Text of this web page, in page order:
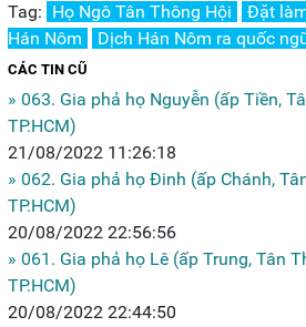
Tag: Họ Ngô Tân Thông Hội Đặt
Hán Nôm
Dịch Hán Nôm ra quốc
CÁC TIN CŨ
» 063. Gia phả họ Nguyễn (ấp Tiền,
TP.HCM)
21/08/2022 11:26:18
» 062. Gia phả họ Đinh (ấp Chánh,
TP.HCM)
20/08/2022 22:56:56
» 061. Gia phả họ Lê (ấp Trung, Tân
TP.HCM)
20/08/2022 22:44:50